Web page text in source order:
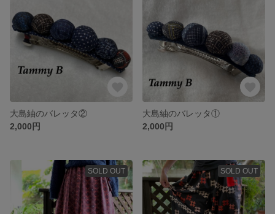
大島紬のバレッタ②
2,000円
大島紬のバレッタ①
2,000円
SOLD OUT SOLD OUT